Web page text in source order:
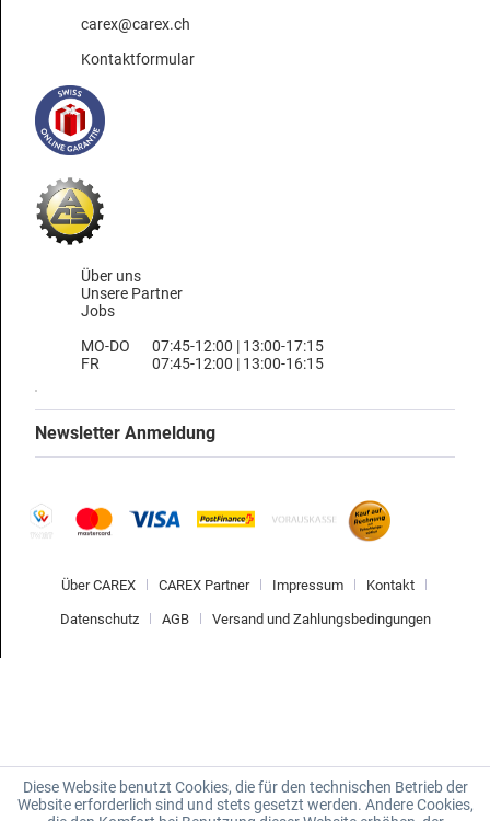
carex@carex.ch
Kontaktformular
Über uns
Unsere Partner
Jobs
MO-DO
FR
07:45-12:00 | 13:00-17:15
07:45-12:00 | 13:00-16:15
Newsletter Anmeldung
Über CAREX CAREX Partner Impressum Kontakt
Datenschutz AGB Versand und Zahlungsbedingungen
Diese Website benutzt Cookies, die für den technischen Betrieb der
Website erforderlich sind und stets gesetzt werden. Andere Cookies,